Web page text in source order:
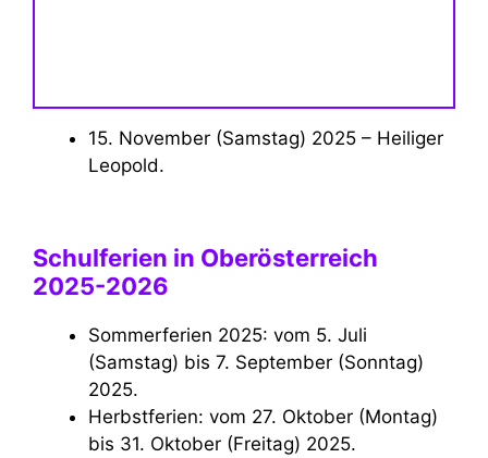
15. November (Samstag) 2025 – Heiliger
Leopold.
Schulferien in Oberösterreich
2025-2026
Sommerferien 2025: vom 5. Juli
(Samstag) bis 7. September (Sonntag)
2025.
Herbstferien: vom 27. Oktober (Montag)
bis 31. Oktober (Freitag) 2025.